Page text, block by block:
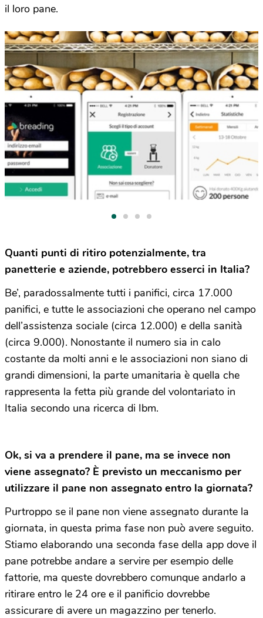
il loro pane.
Quanti punti di ritiro potenzialmente, tra
panetterie e aziende, potrebbero esserci in Italia?
Be’, paradossalmente tutti i panifici, circa 17.000
panifici, e tutte le associazioni che operano nel campo
dell’assistenza sociale (circa 12.000) e della sanità
(circa 9.000). Nonostante il numero sia in calo
costante da molti anni e le associazioni non siano di
grandi dimensioni, la parte umanitaria è quella che
rappresenta la fetta più grande del volontariato in
Italia secondo una ricerca di Ibm.
Ok, si va a prendere il pane, ma se invece non
viene assegnato? È previsto un meccanismo per
utilizzare il pane non assegnato entro la giornata?
Purtroppo se il pane non viene assegnato durante la
giornata, in questa prima fase non può avere seguito.
Stiamo elaborando una seconda fase della app dove il
pane potrebbe andare a servire per esempio delle
fattorie, ma queste dovrebbero comunque andarlo a
ritirare entro le 24 ore e il panificio dovrebbe
assicurare di avere un magazzino per tenerlo.